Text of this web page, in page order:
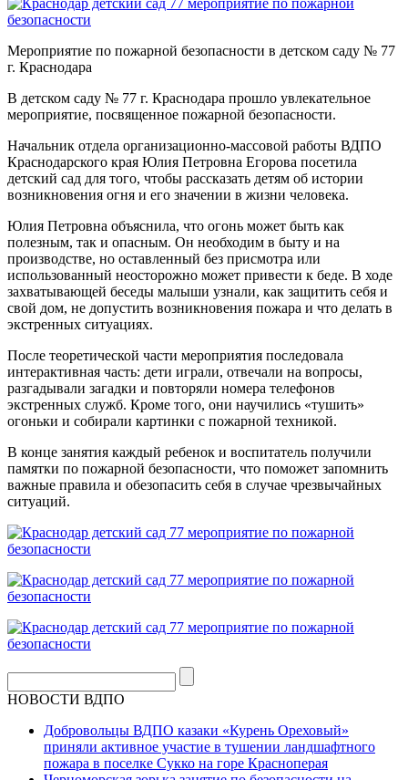
Мероприятие по пожарной безопасности в детском саду № 77
г. Краснодара
В детском саду № 77 г. Краснодара прошло увлекательное
мероприятие, посвященное пожарной безопасности.
Начальник отдела организационно-массовой работы ВДПО
Краснодарского края Юлия Петровна Егорова посетила
детский сад для того, чтобы рассказать детям об истории
возникновения огня и его значении в жизни человека.
Юлия Петровна объяснила, что огонь может быть как
полезным, так и опасным. Он необходим в быту и на
производстве, но оставленный без присмотра или
использованный неосторожно может привести к беде. В ходе
захватывающей беседы малыши узнали, как защитить себя и
свой дом, не допустить возникновения пожара и что делать в
экстренных ситуациях.
После теоретической части мероприятия последовала
интерактивная часть: дети играли, отвечали на вопросы,
разгадывали загадки и повторяли номера телефонов
экстренных служб. Кроме того, они научились «тушить»
огоньки и собирали картинки с пожарной техникой.
В конце занятия каждый ребенок и воспитатель получили
памятки по пожарной безопасности, что поможет запомнить
важные правила и обезопасить себя в случае чрезвычайных
ситуаций.
НОВОСТИ ВДПО
Добровольцы ВДПО казаки «Курень Ореховый»
приняли активное участие в тушении ландшафтного
пожара в поселке Сукко на горе Красноперая